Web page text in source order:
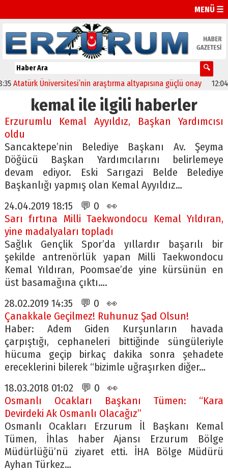
MENÜ ☰
Atatürk Üniversitesi’nin araştırma altyapısına güçlü onay 12:04
kemal ile ilgili haberler
Erzurumlu Kemal Ayyıldız, Başkan Yardımcısı
oldu
Sancaktepe’nin Belediye Başkanı Av. Şeyma
Döğücü Başkan Yardımcılarını belirlemeye
devam ediyor. Eski Sarıgazi Belde Belediye
Başkanlığı yapmış olan Kemal Ayyıldız…
24.04.2019 18:15 💬 0 👀
Sarı fırtına Milli Taekwondocu Kemal Yıldıran,
yine madalyaları topladı
Sağlık Gençlik Spor’da yıllardır başarılı bir
şekilde antrenörlük yapan Milli Taekwondocu
Kemal Yıldıran, Poomsae’de yine kürsünün en
üst basamağına çıktı….
28.02.2019 14:35 💬 0 👀
Çanakkale Geçilmez! Ruhunuz Şad Olsun!
Haber: Adem Giden Kurşunların havada
çarpıştığı, cephaneleri bittiğinde süngüleriyle
hücuma geçip birkaç dakika sonra şehadete
ereceklerini bilerek “bizimle uğraşırken diğer…
18.03.2018 01:02 💬 0 👀
Osmanlı Ocakları Başkanı Tümen: “Kara
Devirdeki Ak Osmanlı Olacağız”
Osmanlı Ocakları Erzurum İl Başkanı Kemal
Tümen, İhlas haber Ajansı Erzurum Bölge
Müdürlüğü’nü ziyaret etti. İHA Bölge Müdürü
Ayhan Türkez…